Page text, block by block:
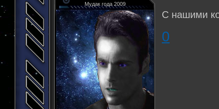
Мудак года 2009
С нашими
0